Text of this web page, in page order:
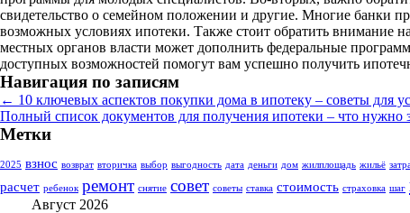
свидетельство о семейном положении и другие. Многие банки
возможных условиях ипотеки. Также стоит обратить внимание
местных органов власти может дополнить федеральные
доступных возможностей помогут вам успешно получить
Навигация по записям
← 10 ключевых аспектов покупки дома в ипотеку – советы для
Полный список документов для получения ипотеки – что нужно
Метки
2025 взнос возврат вторичка выбор выгодность дата деньги дом жилплощадь жильё
расчет ребенок ремонт снятие совет советы ставка стоимость страховка шаг
Август 2026